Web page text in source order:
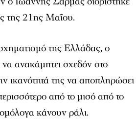
της 21ης Μαΐου.
της Ελλάδας, ο
ανακάμπτει σχεδόν στο
ικανότητά της να αποπληρώσει
από το μισό από το
κάνουν ράλι.